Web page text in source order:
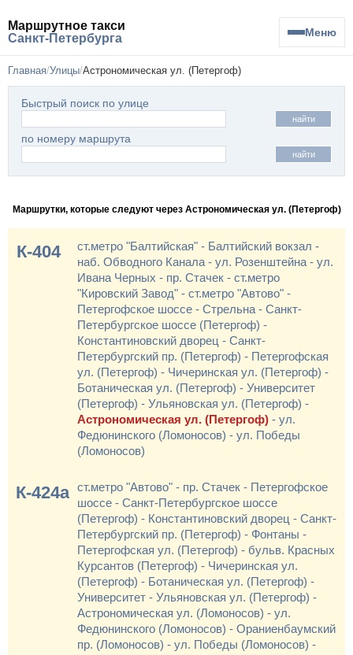
Маршрутное такси
Санкт-Петербурга
Меню
Главная Улицы Астрономическая ул. (Петергоф)
Быстрый поиск по улице
найти
по номеру маршрута
найти
Маршрутки, которые следуют через Астрономическая ул. (Петергоф)
К-404
ст.метро "Балтийская" - Балтийский вокзал -
наб. Обводного Канала - ул. Розенштейна - ул.
Ивана Черных - пр. Стачек - ст.метро
"Кировский Завод" - ст.метро "Автово" -
Петергофское шоссе - Стрельна - Санкт-
Петербургское шоссе (Петергоф) -
Константиновский дворец - Санкт-
Петербургский пр. (Петергоф) - Петергофская
ул. (Петергоф) - Чичеринская ул. (Петергоф) -
Ботаническая ул. (Петергоф) - Университет
(Петергоф) - Ульяновская ул. (Петергоф) -
Астрономическая ул. (Петергоф) - ул.
Федюнинского (Ломоносов) - ул. Победы
(Ломоносов)
К-424а ст.метро "Автово" - пр. Стачек - Петергофское
шоссе - Санкт-Петербургское шоссе
(Петергоф) - Константиновский дворец - Санкт-
Петербургский пр. (Петергоф) - Фонтаны -
Петергофская ул. (Петергоф) - бульв. Красных
Курсантов (Петергоф) - Чичеринская ул.
(Петергоф) - Ботаническая ул. (Петергоф) -
Университет - Ульяновская ул. (Петергоф) -
Астрономическая ул. (Ломоносов) - ул.
Федюнинского (Ломоносов) - Ораниенбаумский
пр. (Ломоносов) - ул. Победы (Ломоносов) -